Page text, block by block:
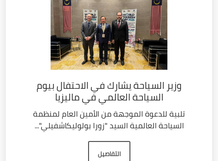
وزير السياحة يشارك في الاحتفال بيوم
السياحة العالمي في ماليزيا
تلبية للدعوة الموجهة من الأمين العام لمنظمة
السياحة العالمية السيد "زورا بولوليكاشفيلي"...
التفاصيل